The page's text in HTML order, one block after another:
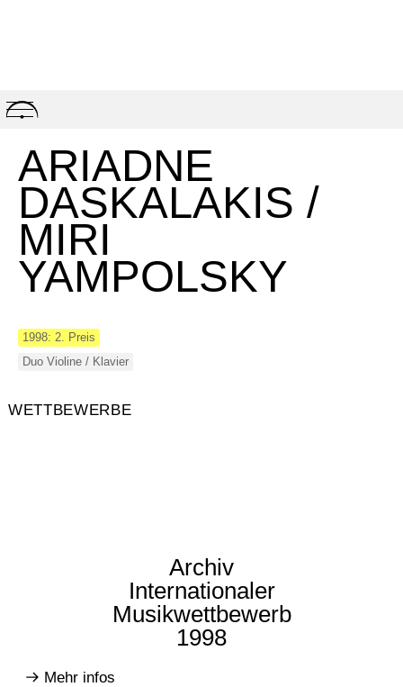
Skip
to
ARIADNE
DASKALAKIS /
MIRI
YAMPOLSKY
1998: 2. Preis
Duo Violine / Klavier
WETTBEWERBE
Archiv
Internationaler
Musikwettbewerb
1998
Mehr infos